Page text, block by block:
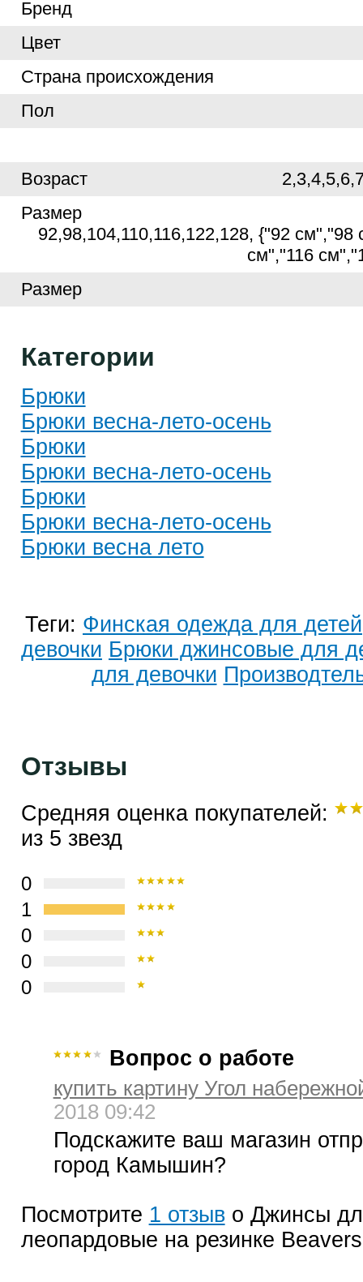
Бренд
Цвет
Страна происхождения
Пол
Возраст
Размер
92,98,104,110,116,122,128, {"92 см","98
см","116
Размер
Категории
Брюки
Брюки весна-лето-осень
Брюки
Брюки весна-лето-осень
Брюки
Брюки весна-лето-осень
Брюки весна лето
Теги: Финская одежда для детей
девочки Брюки джинсовые для
для девочки
Отзывы
Средняя оценка покупателей:
из 5 звезд
0
1
0
0
0
Вопрос о работе
купить картину Угол
2018 09:42
Подскажите ваш магазин
город Камышин?
Посмотрите 1 отзыво Джинсы
леопардовые на резинке Beavers